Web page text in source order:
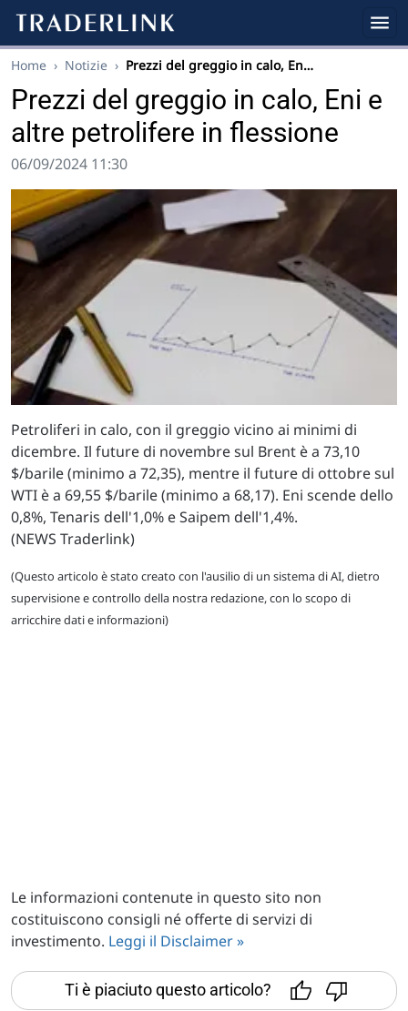
Home › Notizie › Prezzi del greggio in calo, En…
Prezzi del greggio in calo, Eni e
altre petrolifere in flessione
06/09/2024 11:30
Petroliferi in calo, con il greggio vicino ai minimi di
dicembre. Il future di novembre sul Brent è a 73,10
$/barile (minimo a 72,35), mentre il future di ottobre sul
WTI è a 69,55 $/barile (minimo a 68,17). Eni scende dello
0,8%, Tenaris dell'1,0% e Saipem dell'1,4%.
(NEWS Traderlink)
(Questo articolo è stato creato con l'ausilio di un sistema di AI, dietro
supervisione e controllo della nostra redazione, con lo scopo di
arricchire dati e informazioni)
Le informazioni contenute in questo sito non
costituiscono consigli né offerte di servizi di
investimento. Leggi il Disclaimer »
Ti è piaciuto questo articolo?